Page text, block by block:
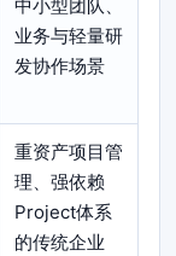
中小型团队、
业务与轻量研
发协作场景
重资产项目管
理、强依赖
Project体系
的传统企业